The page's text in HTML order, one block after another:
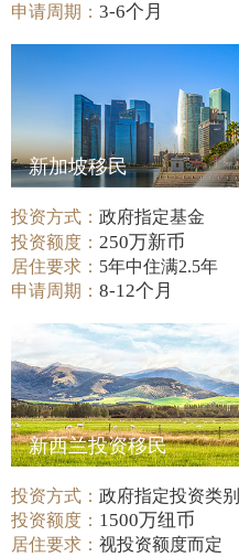
申请周期：3-6个月
新加坡移民
投资方式：政府指定基金
投资额度： 250万新币
居住要求： 5年中住满2.5年
申请周期：8-12个月
新西兰投资移民
投资方式：政府指定投资类别
投资额度： 1500万纽币
居住要求：视投资额度而定